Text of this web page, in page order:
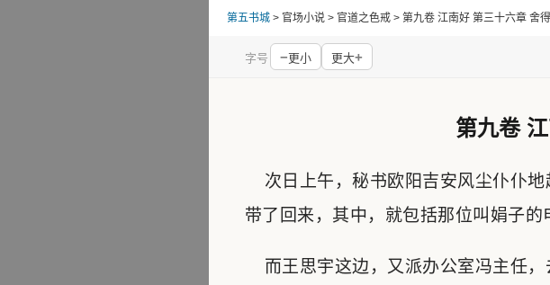
第五书城 > 官场小说 > 官道之色戒 > 第九卷 江南好 第三十六章 舍得
字号 −更小 更大+
第九卷
次日上午，秘书欧阳吉安风尘仆仆地
带了回来，其中，就包括那位叫娟子的
而王思宇这边，又派办公室冯主任，